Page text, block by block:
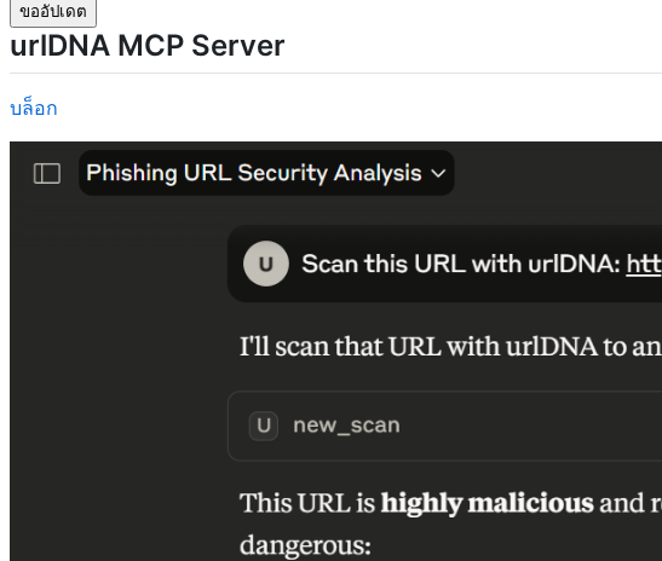
ขออัปเดต
urlDNA MCP Server
บล็อก